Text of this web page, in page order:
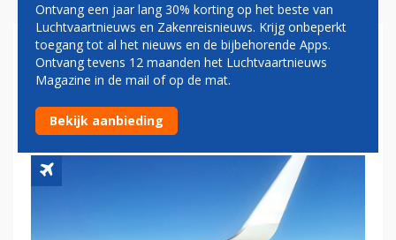
ENQUETE: HOE VINDT U DE
BEREIKBAARHEID VAN VERRE
BESTEMMINGEN?
Ontvang een jaar lang 30% korting op het beste van
Luchtvaartnieuws en Zakenreisnieuws. Krijg onbeperkt
toegang tot al het nieuws en de bijbehorende Apps.
Ontvang tevens 12 maanden het Luchtvaartnieuws
Magazine in de mail of op de mat.
Bekijk aanbieding